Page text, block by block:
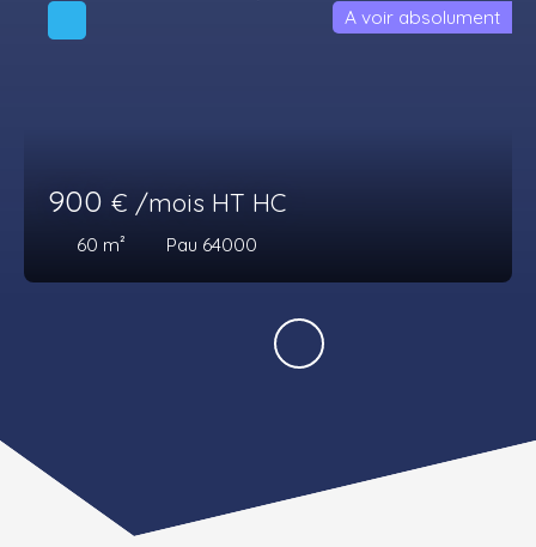
900 € /mois HT HC
60 m² Pau 64000
A voir absolument